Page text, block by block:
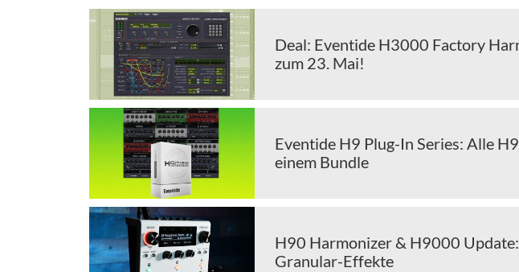
Deal: Eventide H3000 Factory
zum 23. Mai!
Eventide H9 Plug-In Series: Alle
einem Bundle
H90 Harmonizer & H9000
Granular-Effekte